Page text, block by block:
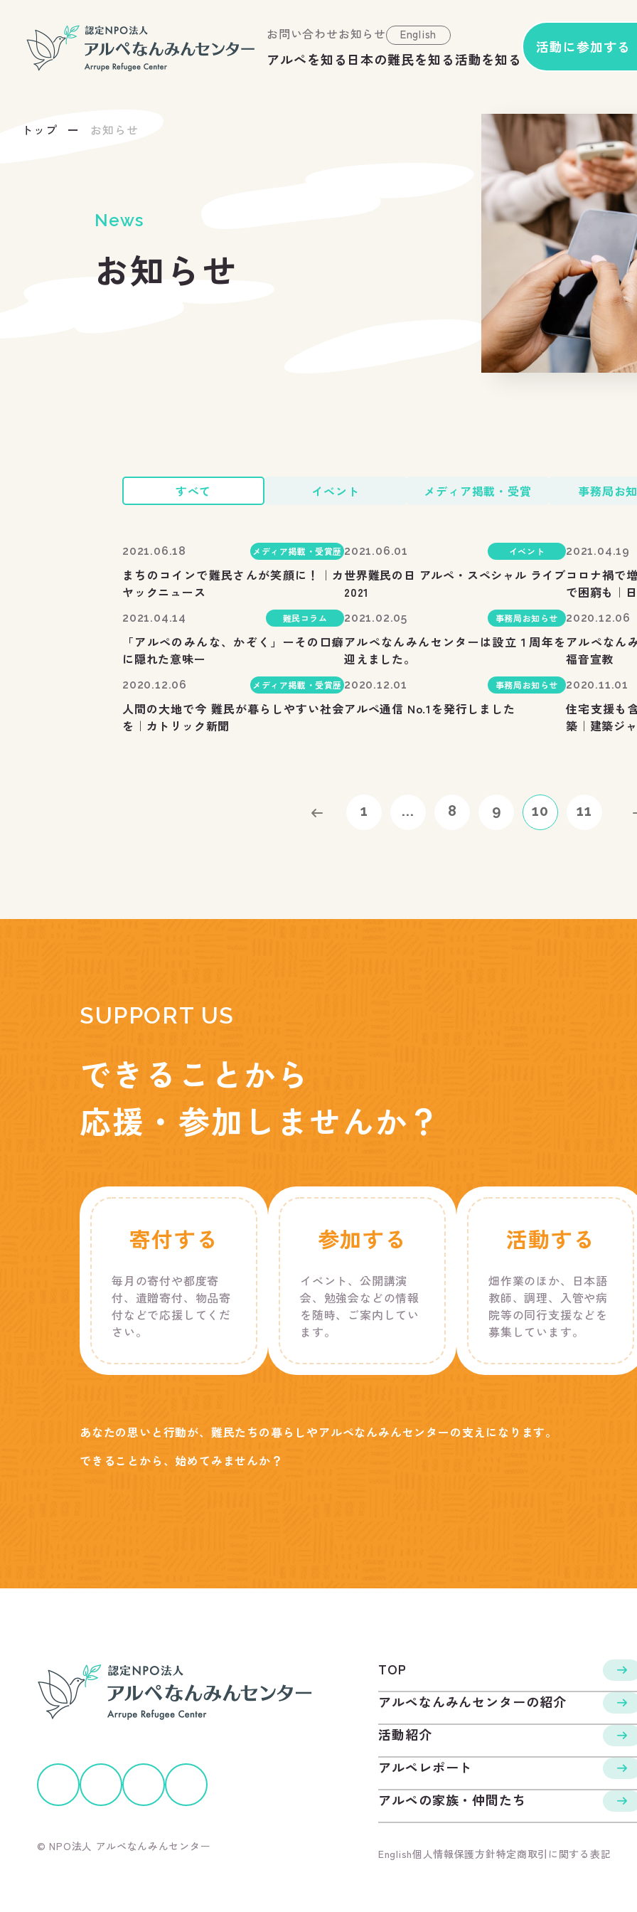
お問い合わせお知らせ English
アルぺを知る 日本の難民を知る活動を知る
活動に参加する
トップ お知らせ
News
お知らせ
すべて イベント メディア掲載・受賞 事務局お
2021.06.18 メディア掲載・受賞歴
まちのコインで難民さんが笑顔に！｜カ
ヤックニュース
2021.06.01 イベント
世界難民の日 アルペ・スペシャル ライブ
2021
2021.04.19
コロナ禍で
で困窮も｜
2021.04.14 難民コラム
「アルペのみんな、かぞく」ーその口癖
に隠れた意味ー
2021.02.05 事務局お知らせ
アルペなんみんセンターは設立１周年を
迎えました。
2020.12.06
アルペなん
福音宣教
2020.12.06 メディア掲載・受賞歴
人間の大地で今 難民が暮らしやすい社会
を｜カトリック新聞
2020.12.01 事務局お知らせ
アルペ通信 No.1を発行しました
2020.11.01
住宅支援も
築｜建築ジ
1 ... 8 9 10 11
SUPPORT US
できることから
応援・参加しませんか？
寄付する
毎月の寄付や都度寄
付、遺贈寄付、物品寄
付などで応援してくだ
さい。
参加する
イベント、公開講演
会、勉強会などの情報
を随時、ご案内してい
ます。
活動する
畑作業のほか、日本語
教師、調理、入管や病
院等の同行支援などを
募集しています。
あなたの思いと行動が、難民たちの暮らしやアルペなんみんセンターの支えになります。
できることから、始めてみませんか？
© NPO法人 アルペなんみんセンター
TOP
アルペなんみんセンターの紹介
活動紹介
アルペレポート
アルペの家族・仲間たち
English個人情報保護方針特定商取引に関する表記